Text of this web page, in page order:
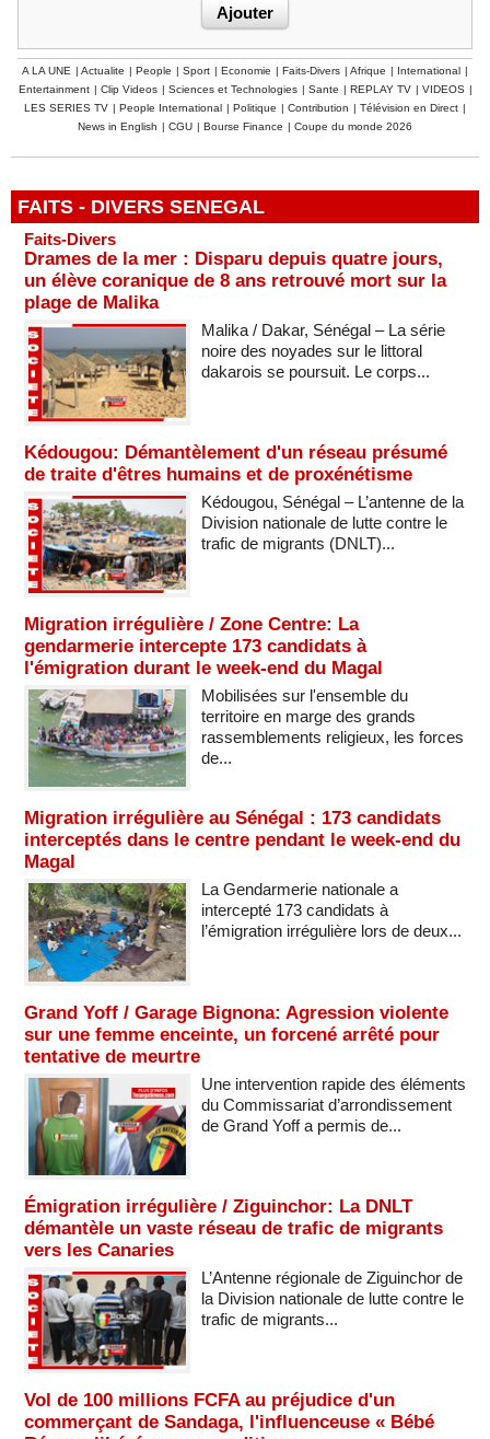
A LA UNE | Actualite | People | Sport | Economie | Faits-Divers | Afrique | International |
Entertainment | Clip Videos | Sciences et Technologies | Sante | REPLAY TV | VIDEOS |
LES SERIES TV | People International | Politique | Contribution | Télévision en Direct |
News in English | CGU | Bourse Finance | Coupe du monde 2026
FAITS - DIVERS SENEGAL
Faits-Divers
Drames de la mer : Disparu depuis quatre jours,
un élève coranique de 8 ans retrouvé mort sur la
plage de Malika
Malika / Dakar, Sénégal – La série
noire des noyades sur le littoral
dakarois se poursuit. Le corps...
Kédougou: Démantèlement d'un réseau présumé
de traite d'êtres humains et de proxénétisme
Kédougou, Sénégal – L’antenne de la
Division nationale de lutte contre le
trafic de migrants (DNLT)...
Migration irrégulière / Zone Centre: La
gendarmerie intercepte 173 candidats à
l'émigration durant le week-end du Magal
Mobilisées sur l'ensemble du
territoire en marge des grands
rassemblements religieux, les forces
de...
Migration irrégulière au Sénégal : 173 candidats
interceptés dans le centre pendant le week-end du
Magal
La Gendarmerie nationale a
intercepté 173 candidats à
l’émigration irrégulière lors de deux...
Grand Yoff / Garage Bignona: Agression violente
sur une femme enceinte, un forcené arrêté pour
tentative de meurtre
Une intervention rapide des éléments
du Commissariat d’arrondissement
de Grand Yoff a permis de...
Émigration irrégulière / Ziguinchor: La DNLT
démantèle un vaste réseau de trafic de migrants
vers les Canaries
L’Antenne régionale de Ziguinchor de
la Division nationale de lutte contre le
trafic de migrants...
Vol de 100 millions FCFA au préjudice d'un
commerçant de Sandaga, l'influenceuse « Bébé